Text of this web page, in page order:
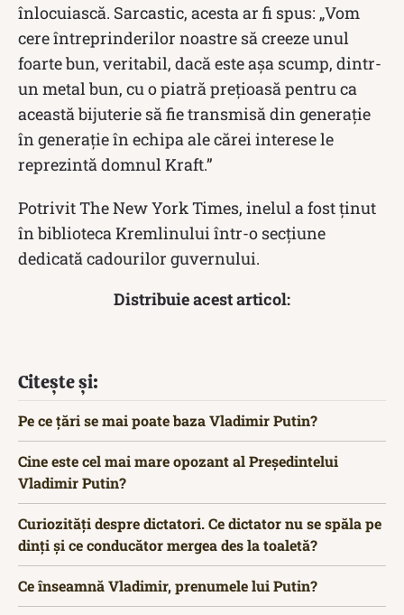
înlocuiască. Sarcastic, acesta ar fi spus: „Vom
cere întreprinderilor noastre să creeze unul
foarte bun, veritabil, dacă este așa scump, dintr-
un metal bun, cu o piatră prețioasă pentru ca
această bijuterie să fie transmisă din generație
în generație în echipa ale cărei interese le
reprezintă domnul Kraft.”
Potrivit The New York Times, inelul a fost ținut
în biblioteca Kremlinului într-o secțiune
dedicată cadourilor guvernului.
Distribuie acest articol:
Citește și:
Pe ce țări se mai poate baza Vladimir Putin?
Cine este cel mai mare opozant al Președintelui
Vladimir Putin?
Curiozități despre dictatori. Ce dictator nu se spăla pe
dinți și ce conducător mergea des la toaletă?
Ce înseamnă Vladimir, prenumele lui Putin?